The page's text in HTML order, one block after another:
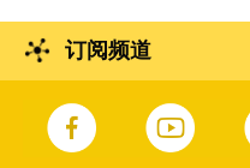
订阅频道